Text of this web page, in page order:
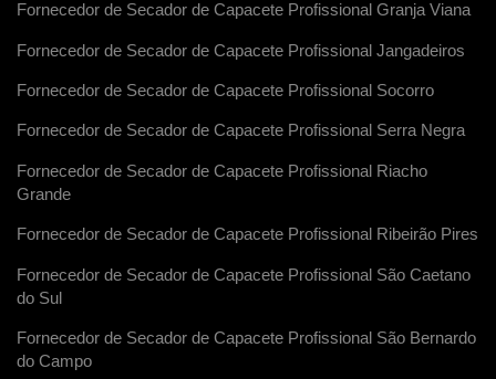
Fornecedor de Secador de Capacete Profissional Granja Viana
Fornecedor de Secador de Capacete Profissional Jangadeiros
Fornecedor de Secador de Capacete Profissional Socorro
Fornecedor de Secador de Capacete Profissional Serra Negra
Fornecedor de Secador de Capacete Profissional Riacho
Grande
Fornecedor de Secador de Capacete Profissional Ribeirão Pires
Fornecedor de Secador de Capacete Profissional São Caetano
do Sul
Fornecedor de Secador de Capacete Profissional São Bernardo
do Campo